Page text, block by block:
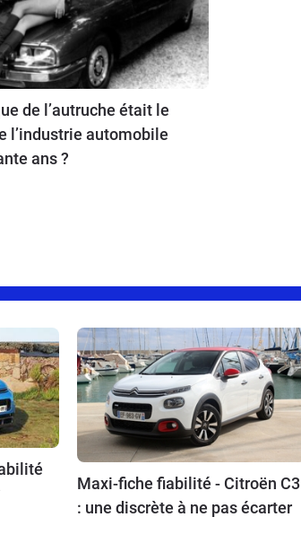
de l’autruche était le
l’industrie automobile
ans ?
Maxi-fiche fiabilité - Citroën C3
: une discrète à ne pas écarter